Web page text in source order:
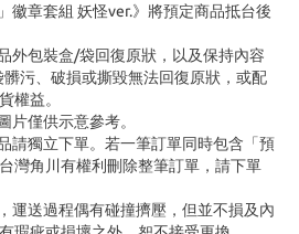
徽章套組 妖怪ver.》將預定商品抵台後
外包裝盒/袋回復原狀，以及保持內容
污、破損或撕毀無法回復原狀，或配
權益。
僅供示意參考。
請獨立下單。若一筆訂單同時包含「預
灣角川有權利刪除整筆訂單，請下單
運送過程偶有碰撞擠壓，但並不損及內